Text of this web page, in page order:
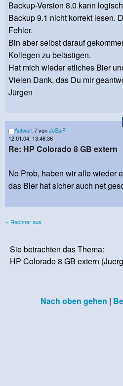
Backup-Version 8.0 kann
Backup 9.1 nicht korrekt lesen.
Fehler.
Bin aber selbst darauf
Kollegen zu belästigen.
Hat mich wieder etliches Bier
Vielen Dank, das Du mir
Jürgen
Antwort7 vonJoSsiF
12.01.04, 13:46:36
Re: HP Colorado 8 GB extern
No Prob, haben wir alle wieder
das Bier hat sicher auch net
« Rechner aus
Sie betrachten das Thema:
HP Colorado 8 GB extern
Nach oben gehen |